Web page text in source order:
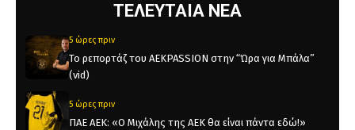
ΤΕΛΕΥΤΑΙΑ ΝΕΑ
5 ώρες πριν
Το ρεπορτάζ του AEKPASSION στην “Ώρα για Μπάλα”
(vid)
5 ώρες πριν
ΠΑΕ ΑΕΚ: «Ο Μιχάλης της ΑΕΚ θα είναι πάντα εδώ!»